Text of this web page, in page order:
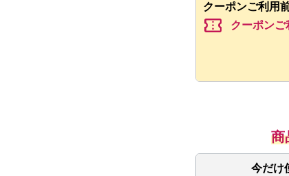
クーポンご利用
confirmation_number クーポンご
商
今だけ